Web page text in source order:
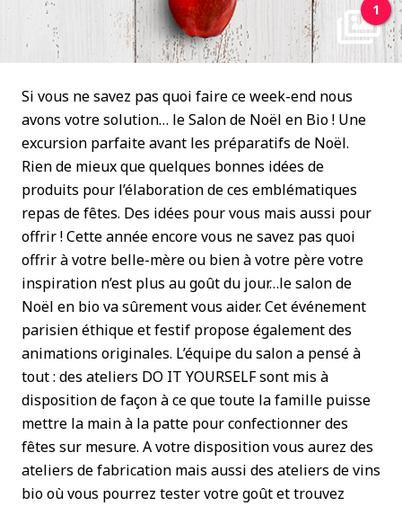
1
Si vous ne savez pas quoi faire ce week-end nous
avons votre solution… le Salon de Noël en Bio ! Une
excursion parfaite avant les préparatifs de Noël.
Rien de mieux que quelques bonnes idées de
produits pour l’élaboration de ces emblématiques
repas de fêtes. Des idées pour vous mais aussi pour
offrir ! Cette année encore vous ne savez pas quoi
offrir à votre belle-mère ou bien à votre père votre
inspiration n’est plus au goût du jour…le salon de
Noël en bio va sûrement vous aider. Cet événement
parisien éthique et festif propose également des
animations originales. L’équipe du salon a pensé à
tout : des ateliers DO IT YOURSELF sont mis à
disposition de façon à ce que toute la famille puisse
mettre la main à la patte pour confectionner des
fêtes sur mesure. A votre disposition vous aurez des
ateliers de fabrication mais aussi des ateliers de vins
bio où vous pourrez tester votre goût et trouvez